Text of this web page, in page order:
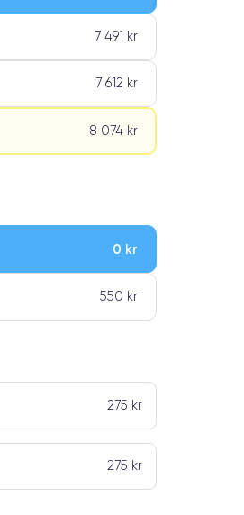
7 491 kr
7 612 kr
8 074 kr
0 kr
550 kr
275 kr
275 kr